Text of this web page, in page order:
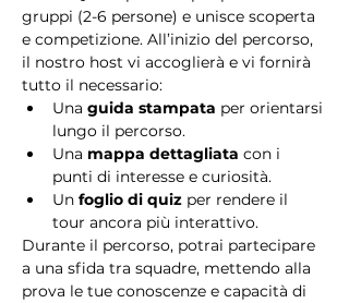
gruppi (2-6 persone) e unisce scoperta
e competizione. All’inizio del percorso,
il nostro host vi accoglierà e vi fornirà
tutto il necessario:
Una guida stampata per orientarsi
lungo il percorso.
Una mappa dettagliata con i
punti di interesse e curiosità.
Un foglio di quiz per rendere il
tour ancora più interattivo.
Durante il percorso, potrai partecipare
a una sfida tra squadre, mettendo alla
prova le tue conoscenze e capacità di